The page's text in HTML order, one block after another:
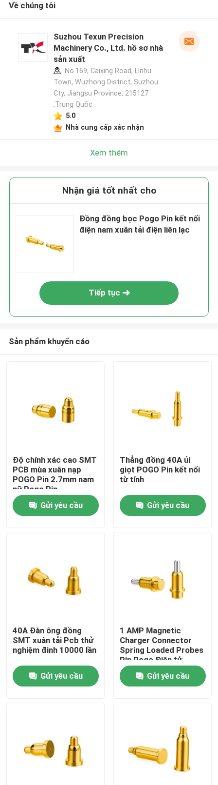
Nhà
Tham quan nhà máy
Kiểm soát chất lượng
Liên hệ chúng tôi
Tin tức
Đinh POGO có dây chuyền
Về chúng tôi
Suzhou Texun Precision
Machinery Co., Ltd. hồ sơ nhà
sản xuất
No.169, Caixing Road, Linhu
Town, Wuzhong District, Suzhou
Cty, Jiangsu Province, 215127
,Trung Quốc
5.0
Nhà cung cấp xác nhận
Xem thêm
Nhận giá tốt nhất cho
Đồng đồng bọc Pogo Pin kết nối
điện nam xuân tải điện liên lạc
Tiếp tục
Sản phẩm khuyến cáo
Độ chính xác cao SMT
PCB mùa xuân nạp
POGO Pin 2.7mm nam
nữ Pogo Pin
Gửi yêu cầu
Thẳng đồng 40A ủi
giọt POGO Pin kết nối
từ tính
Gửi yêu cầu
40A Đàn ông đồng
SMT xuân tải Pcb thử
nghiệm đinh 10000 lần
Gửi yêu cầu
1 AMP Magnetic
Charger Connector
Spring Loaded Probes
Pin Pogo Điện tử
10000 lần
Gửi yêu cầu